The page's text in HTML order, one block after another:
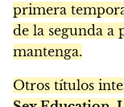
primera
de la segunda a
mantenga.
Otros títulos